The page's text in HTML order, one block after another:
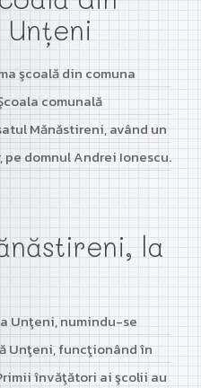
Unţeni
şcoală din comuna
comunală
Mănăstireni, având un
domnul Andrei Ionescu.
la
Unţeni, numindu-se
Unţeni, funcţionând în
învăţători ai şcolii au